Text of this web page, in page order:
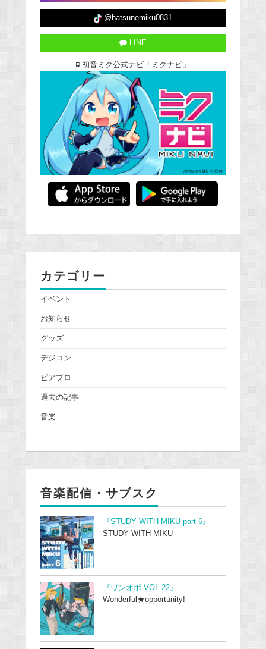
@hatsunemiku0831
LINE
初音ミク公式ナビ「ミクナビ」
カテゴリー
イベント
お知らせ
グッズ
デジコン
ピアプロ
過去の記事
音楽
音楽配信・サブスク
『STUDY WITH MIKU part 6』
STUDY WITH MIKU
『ワンオポ VOL.22』
Wonderful★opportunity!